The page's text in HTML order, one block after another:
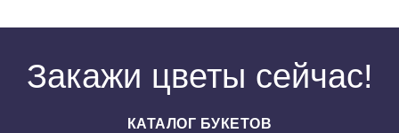
Закажи цветы сейчас!
КАТАЛОГ БУКЕТОВ